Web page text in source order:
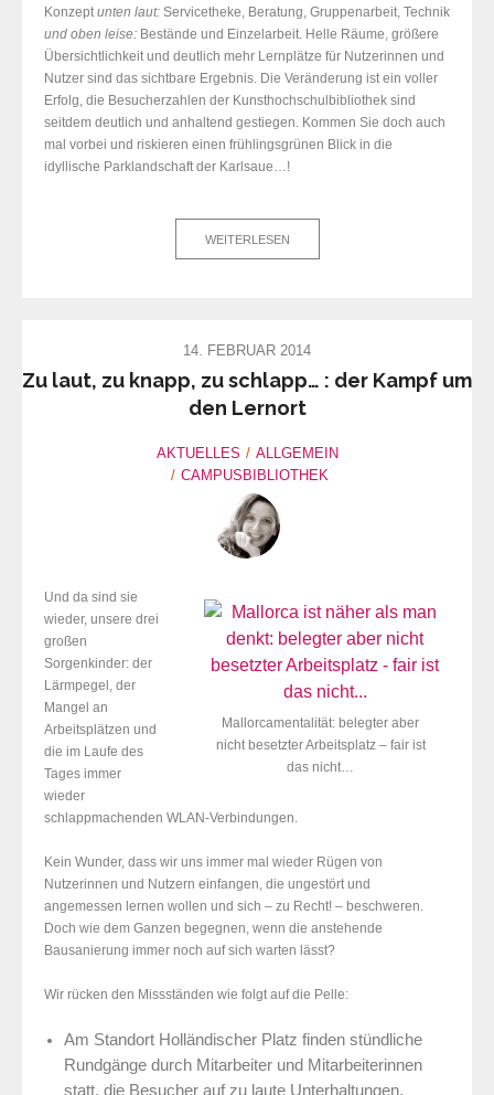
Konzept unten laut: Servicetheke, Beratung, Gruppenarbeit, Technik
und oben leise: Bestände und Einzelarbeit. Helle Räume, größere
Übersichtlichkeit und deutlich mehr Lernplätze für Nutzerinnen und
Nutzer sind das sichtbare Ergebnis. Die Veränderung ist ein voller
Erfolg, die Besucherzahlen der Kunsthochschulbibliothek sind
seitdem deutlich und anhaltend gestiegen. Kommen Sie doch auch
mal vorbei und riskieren einen frühlingsgrünen Blick in die
idyllische Parklandschaft der Karlsaue…!
WEITERLESEN
14. FEBRUAR 2014
Zu laut, zu knapp, zu schlapp… : der Kampf um
den Lernort
AKTUELLES
ALLGEMEIN
CAMPUSBIBLIOTHEK
Mallorcamentalität: belegter aber
nicht besetzter Arbeitsplatz – fair ist
das nicht…
Und da sind sie
wieder, unsere drei
großen
Sorgenkinder: der
Lärmpegel, der
Mangel an
Arbeitsplätzen und
die im Laufe des
Tages immer
wieder
schlappmachenden WLAN-Verbindungen.
Kein Wunder, dass wir uns immer mal wieder Rügen von
Nutzerinnen und Nutzern einfangen, die ungestört und
angemessen lernen wollen und sich – zu Recht! – beschweren.
Doch wie dem Ganzen begegnen, wenn die anstehende
Bausanierung immer noch auf sich warten lässt?
Wir rücken den Missständen wie folgt auf die Pelle:
Am Standort Holländischer Platz finden stündliche
Rundgänge durch Mitarbeiter und Mitarbeiterinnen
statt, die Besucher auf zu laute Unterhaltungen,